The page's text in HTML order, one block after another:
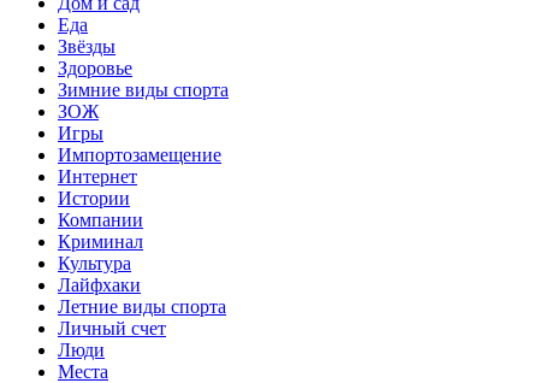
Еда
Звёзды
Здоровье
Зимние виды спорта
ЗОЖ
Игры
Импортозамещение
Интернет
Истории
Компании
Криминал
Культура
Лайфхаки
Летние виды спорта
Личный счет
Люди
Места